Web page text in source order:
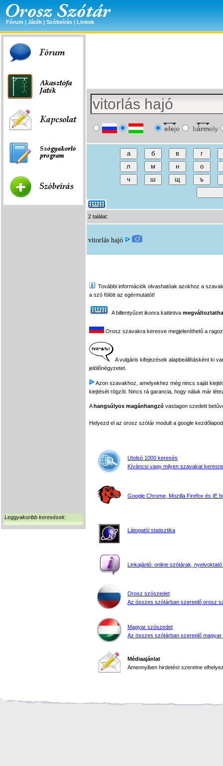
Fórum | Játék | Szóbeírás | Linkek
Leggyakoribb keresések:
eleje bármely
2 találat:
vitorlás hajó
További információk olvashatóak azokhoz a
a szó fölött az egérmutatót!
A billentyűzet ikonra kattintva
Orosz szavakra keresve megjeleníthető a
A vulgáris kifejezések alapbeállításként ki
jelölőnégyzetet.
Azon szavakhoz, amelyekhez még nincs saját
kiejtését rögzíti. Nincs rá garancia, hogy náluk már
Ahangsúlyos magánhangzó vastagon szedett
Helyezd el az orosz szótár modult a google
Utolsó 1000 keresés
Kíváncsi vagy milyen szavakat
Google Chrome, Mozilla Firefox és IE
Látogatói statisztika
Linkajánló: online szótárak, nyelvoktató
Orosz szószedet
Az összes szótárban szereplő orosz
Magyar szószedet
Az összes szótárban szereplő magyar
Médiaajánlat
Amennyiben hirdetést szeretne